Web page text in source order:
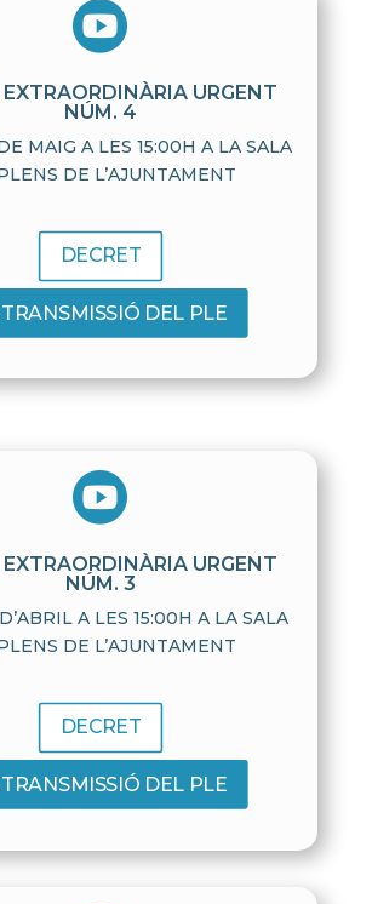

EXTRAORDINÀRIA URGENT
NÚM. 4
MAIG A LES 15:00H A LA SALA
DE L’AJUNTAMENT
DECRET
DEL PLE

EXTRAORDINÀRIA URGENT
NÚM. 3
A LES 15:00H A LA SALA
DE L’AJUNTAMENT
DECRET
DEL PLE